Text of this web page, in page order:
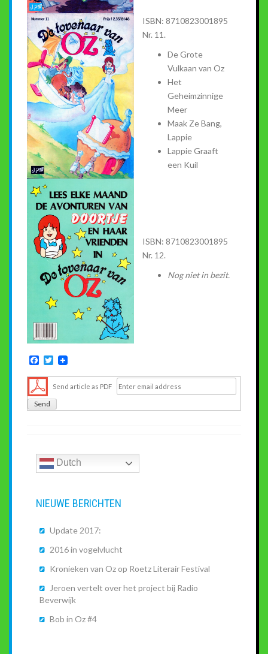
ISBN: 8710823001895
Nr. 11.
De Grote
Vulkaan van Oz
Het
Geheimzinnige
Meer
Maak Ze Bang,
Lappie
Lappie Graaft
een Kuil
ISBN: 8710823001895
Nr. 12.
Nog niet in bezit.
F
c
e
b
o
T
i
t
t
e
Send article as PDF
Dutch
NIEUWE BERICHTEN
Update 2017:
2016 in vogelvlucht
Kronieken van Oz op Roetz Literair Festival
Jeroen vertelt over het project bij Radio
Beverwijk
Bob in Oz #4